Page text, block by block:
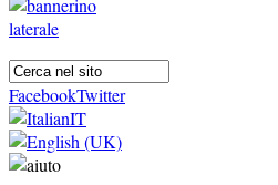
FacebookTwitter